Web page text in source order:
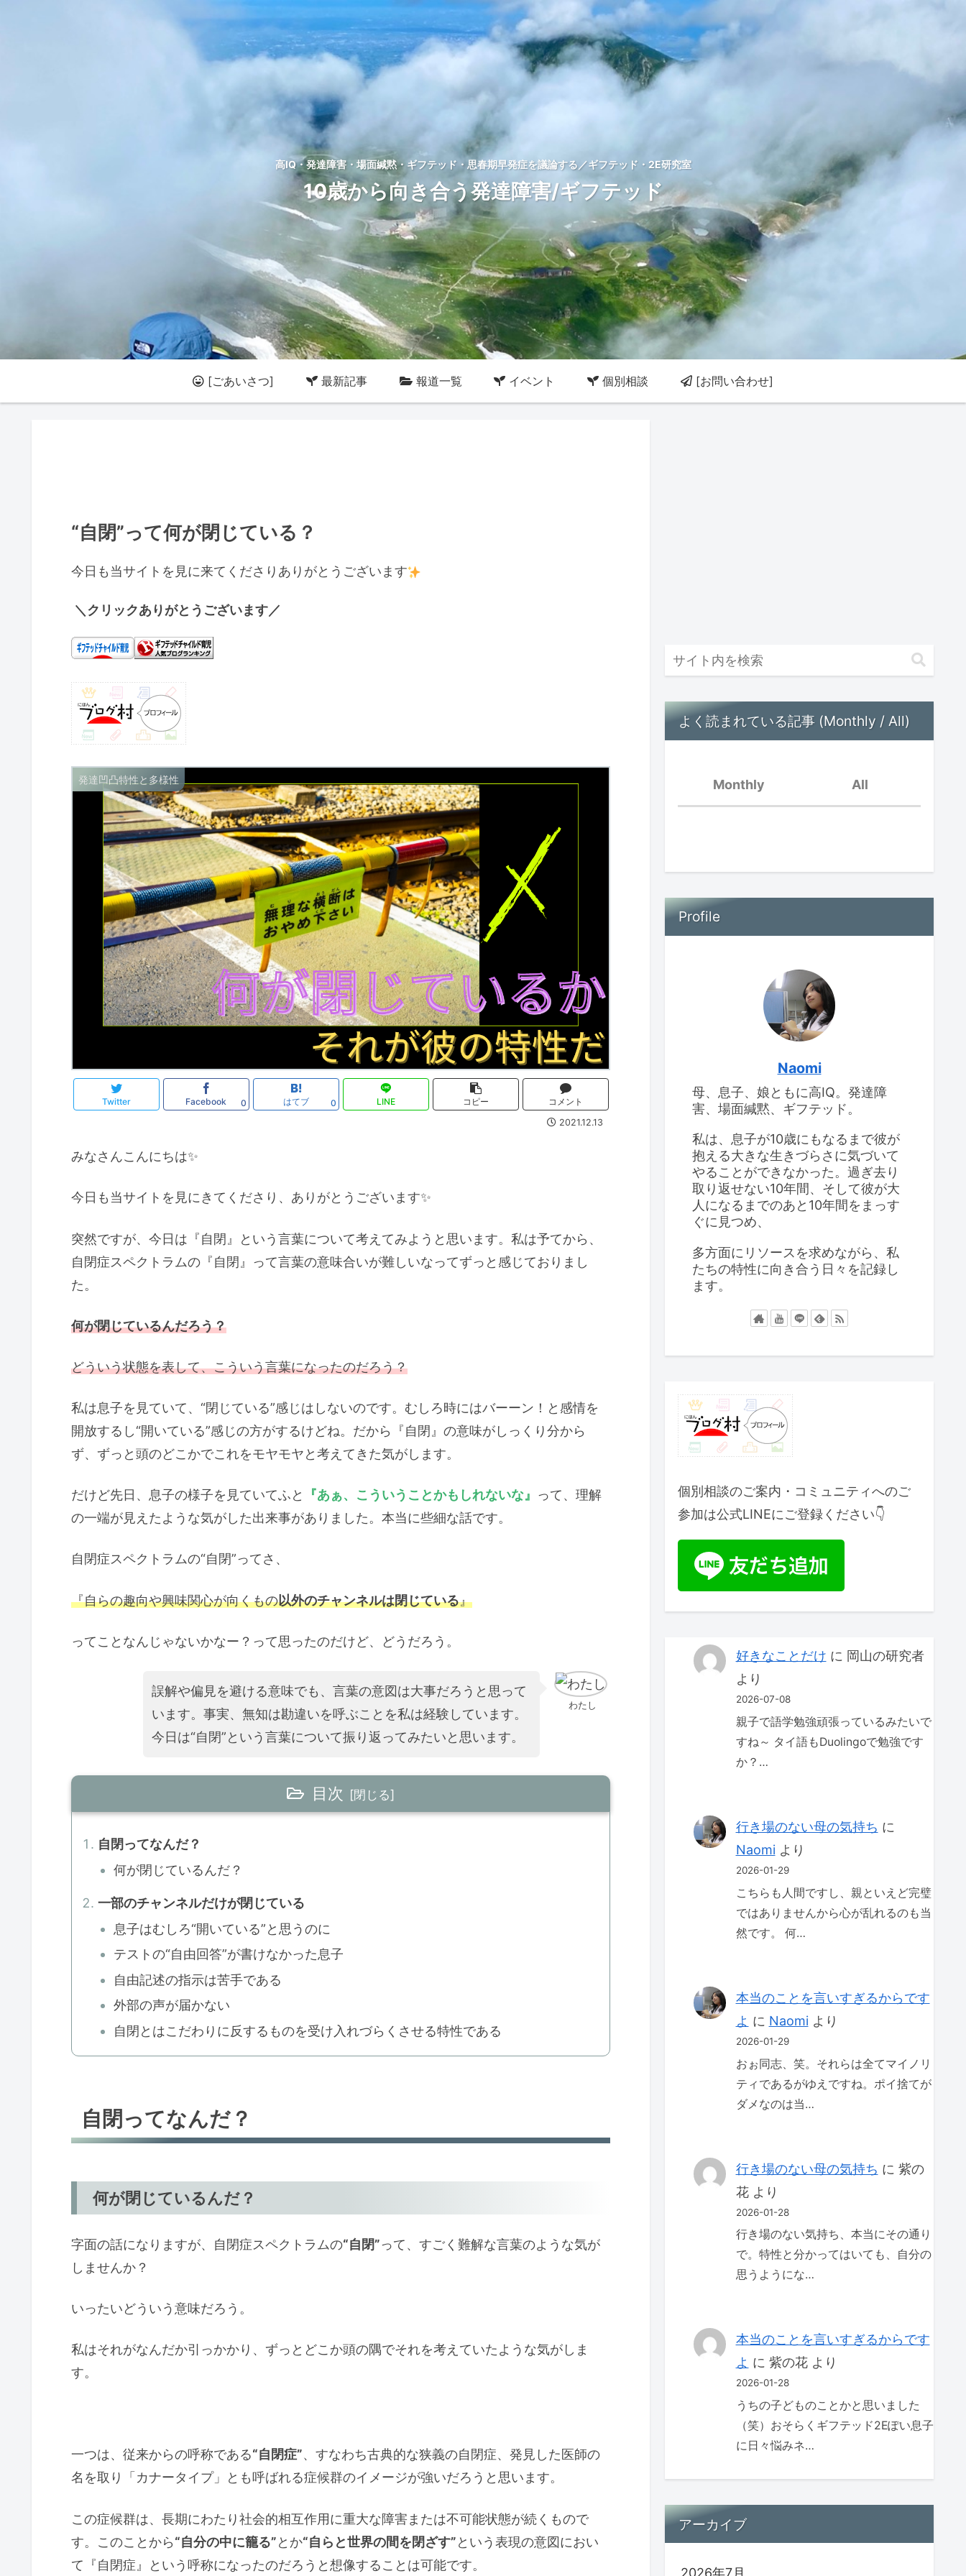
高IQ・発達障害・場面緘黙・ギフテッド・思春期早発症を議論する／ギフテッド・2E研究室
10歳から向き合う発達障害/ギフテッド
[ごあいさつ] 最新記事 報道一覧 イベント 個別相談 [お問い合わせ]
“自閉”って何が閉じている？
今日も当サイトを見に来てくださりありがとうございます
＼クリックありがとうございます／
発達凹凸特性と多様性
Twitter Facebook 0 はてブ 0 LINE コピー
コメント
2021.12.13
みなさんこんにちは✨
今日も当サイトを見にきてくださり、ありがとうございます✨
突然ですが、今日は『自閉』という言葉について考えてみようと思います。私は予てから、
自閉症スペクトラムの『自閉』って言葉の意味合いが難しいなってずっと感じておりまし
た。
何が閉じているんだろう？
どういう状態を表して、こういう言葉になったのだろう？
私は息子を見ていて、“閉じている”感じはしないのです。むしろ時にはバーーン！と感情を
開放するし“開いている”感じの方がするけどね。だから『自閉』の意味がしっくり分から
ず、ずっと頭のどこかでこれをモヤモヤと考えてきた気がします。
だけど先日、息子の様子を見ていてふと 『あぁ、こういうことかもしれないな』 って、理解
の一端が見えたような気がした出来事がありました。本当に些細な話です。
自閉症スペクトラムの“自閉”ってさ、
『自らの趣向や興味関心が向くもの以外のチャンネルは閉じている』
ってことなんじゃないかなー？って思ったのだけど、どうだろう。
わたし
誤解や偏見を避ける意味でも、言葉の意図は大事だろうと思って
います。事実、無知は勘違いを呼ぶことを私は経験しています。
今日は“自閉”という言葉について振り返ってみたいと思います。
目次
自閉ってなんだ？
何が閉じているんだ？
一部のチャンネルだけが閉じている
息子はむしろ“開いている”と思うのに
テストの“自由回答”が書けなかった息子
自由記述の指示は苦手である
外部の声が届かない
自閉とはこだわりに反するものを受け入れづらくさせる特性である
自閉ってなんだ？
何が閉じているんだ？
字面の話になりますが、自閉症スペクトラムの“自閉”って、すごく難解な言葉のような気が
しませんか？
いったいどういう意味だろう。
私はそれがなんだか引っかかり、ずっとどこか頭の隅でそれを考えていたような気がしま
す。
一つは、従来からの呼称である“自閉症”、すなわち古典的な狭義の自閉症、発見した医師の
名を取り「カナータイプ」とも呼ばれる症候群のイメージが強いだろうと思います。
この症候群は、長期にわたり社会的相互作用に重大な障害または不可能状態が続くもので
す。このことから“自分の中に籠る”とか“自らと世界の間を閉ざす”という表現の意図におい
て『自閉症』という呼称になったのだろうと想像することは可能です。
よく読まれている記事 (Monthly / All)
Monthly
親の孤立と子供の孤立〜
オンラインイベントを振
り返って〜
息子のIQ：2回目の
高IQの女の子、思春期が
大変
All
場面緘黙児は頭がいい？
息子のIQ：2回目の
WISC-IV検査
食べ物をよくこぼすこと
と対応策
Profile
Naomi
母、息子、娘ともに高IQ。発達障
害、場面緘黙、ギフテッド。
私は、息子が10歳にもなるまで彼が
抱える大きな生きづらさに気づいて
やることができなかった。過ぎ去り
取り返せない10年間、そして彼が大
人になるまでのあと10年間をまっす
ぐに見つめ、
多方面にリソースを求めながら、私
たちの特性に向き合う日々を記録し
ます。
個別相談のご案内・コミュニティへのご
参加は公式LINEにご登録ください👇
好きなことだけ に 岡山の研究者
より
2026-07-08
親子で語学勉強頑張っているみたいで
すね～ タイ語もDuolingoで勉強です
か？…
行き場のない母の気持ち に
Naomiより
2026-01-29
こちらも人間ですし、親といえど完璧
ではありませんから心が乱れるのも当
然です。 何…
本当のことを言いすぎるからです
よ に Naomiより
2026-01-29
おぉ同志、笑。それらは全てマイノリ
ティであるがゆえですね。ポイ捨てが
ダメなのは当…
行き場のない母の気持ち に 紫の
花より
2026-01-28
行き場のない気持ち、本当にその通り
で。特性と分かってはいても、自分の
思うようにな…
本当のことを言いすぎるからです
よ に 紫の花より
2026-01-28
うちの子どものことかと思いました
（笑）おそらくギフテッド2Eぽい息子
に日々悩みネ…
アーカイブ
2026年7月